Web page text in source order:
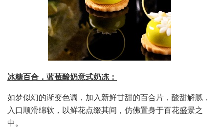
冰糖百合，蓝莓酸奶意式奶冻：
如梦似幻的渐变色调，加入新鲜甘甜的百合片，酸甜解腻，
入口顺滑绵软，以鲜花点缀其间，仿佛置身于百花盛景之
中。